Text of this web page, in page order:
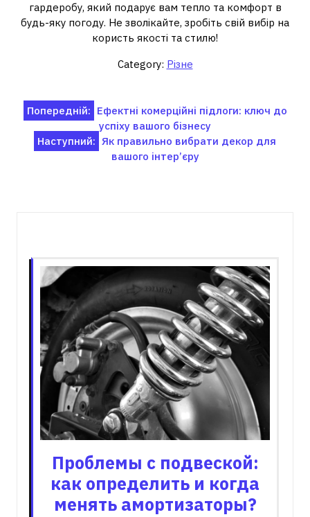
гардеробу, який подарує вам тепло та комфорт в
будь-яку погоду. Не зволікайте, зробіть свій вибір на
користь якості та стилю!
Category: Різне
Навігація
записів
Попередній: Ефектні комерційні підлоги: ключ до
успіху вашого бізнесу
Наступний: Як правильно вибрати декор для
вашого інтер’єру
Проблемы с подвеской:
как определить и когда
менять амортизаторы?